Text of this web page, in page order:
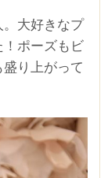
大好きなプ
！ポーズもビ
り上がって